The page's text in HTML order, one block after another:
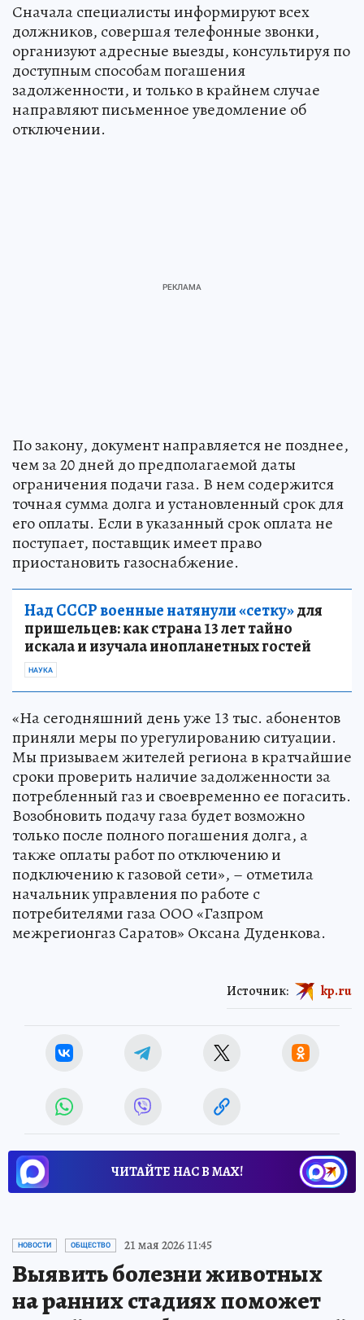
Сначала специалисты информируют всех
должников, совершая телефонные звонки,
организуют адресные выезды, консультируя по
доступным способам погашения
задолженности, и только в крайнем случае
направляют письменное уведомление об
отключении.
По закону, документ направляется не позднее,
чем за 20 дней до предполагаемой даты
ограничения подачи газа. В нем содержится
точная сумма долга и установленный срок для
его оплаты. Если в указанный срок оплата не
поступает, поставщик имеет право
приостановить газоснабжение.
Над СССР военные натянули «сетку»для
пришельцев: как страна 13 лет тайно
искала и изучала инопланетных гостей
НАУКА
«На сегодняшний день уже 13 тыс. абонентов
приняли меры по урегулированию ситуации.
Мы призываем жителей региона в кратчайшие
сроки проверить наличие задолженности за
потребленный газ и своевременно ее погасить.
Возобновить подачу газа будет возможно
только после полного погашения долга, а
также оплаты работ по отключению и
подключению к газовой сети», – отметила
начальник управления по работе с
потребителями газа ООО «Газпром
межрегионгаз Саратов» Оксана Дуденкова.
Источник: kp.ru
ЧИТАЙТЕ НАС В МАХ!
НОВОСТИ ОБЩЕСТВО 21 мая 2026 11:45
Выявить болезни животных
на ранних стадиях поможет